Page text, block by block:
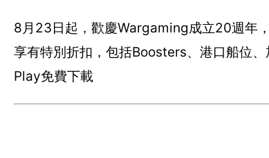
8月23日起，歡慶Wargaming成立20週年
享有特別折扣，包括Boosters、港口船位
Play免費下載